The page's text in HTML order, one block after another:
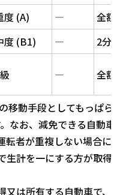
度 (A) ―
全額
度 (B1)
―
2分
― 全額
動手段としてもっぱ
なお、減免できる自動
転者が重複しない場合に
計を一にする方が取得
は所有する自動車で、